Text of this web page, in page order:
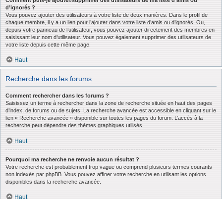
d’ignorés ?
Vous pouvez ajouter des utilisateurs à votre liste de deux manières. Dans le profil de
chaque membre, il y a un lien pour l’ajouter dans votre liste d’amis ou d’ignorés. Ou,
depuis votre panneau de l’utilisateur, vous pouvez ajouter directement des membres en
saisissant leur nom d’utilisateur. Vous pouvez également supprimer des utilisateurs de
votre liste depuis cette même page.
Haut
Recherche dans les forums
Comment rechercher dans les forums ?
Saisissez un terme à rechercher dans la zone de recherche située en haut des pages
d’index, de forums ou de sujets. La recherche avancée est accessible en cliquant sur le
lien « Recherche avancée » disponible sur toutes les pages du forum. L’accès à la
recherche peut dépendre des thèmes graphiques utilisés.
Haut
Pourquoi ma recherche ne renvoie aucun résultat ?
Votre recherche est probablement trop vague ou comprend plusieurs termes courants
non indexés par phpBB. Vous pouvez affiner votre recherche en utilisant les options
disponibles dans la recherche avancée.
Haut